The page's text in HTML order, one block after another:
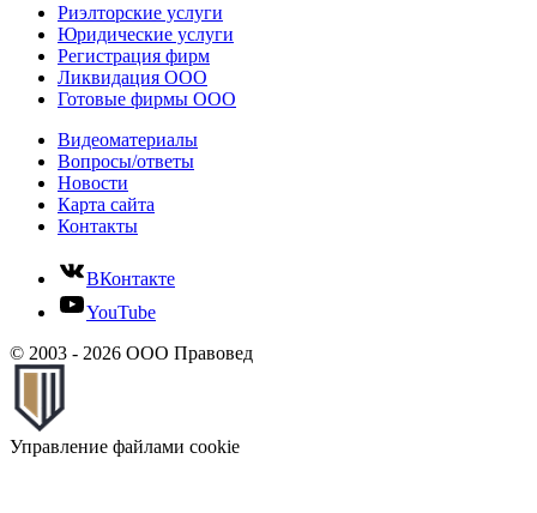
Риэлторские услуги
Юридические услуги
Регистрация фирм
Ликвидация ООО
Готовые фирмы ООО
Видеоматериалы
Вопросы/ответы
Новости
Карта сайта
Контакты
ВКонтакте
YouTube
© 2003 - 2026 ООО Правовед
Управление файлами cookie